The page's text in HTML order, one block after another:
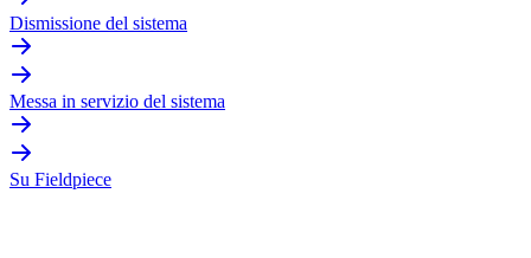
Dismissione del sistema
Messa in servizio del sistema
Su Fieldpiece